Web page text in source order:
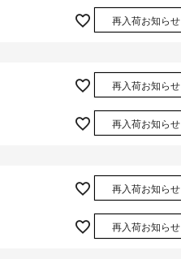
再入荷お知らせ
再入荷お知らせ
再入荷お知らせ
再入荷お知らせ
再入荷お知らせ